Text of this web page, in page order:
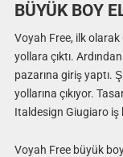
BÜYÜK BOY
Voyah Free, ilk olarak
yollara çıktı.
pazarına giriş yaptı.
yollarına çıkıyor.
Italdesign Giugiaro iş
Voyah Free büyük